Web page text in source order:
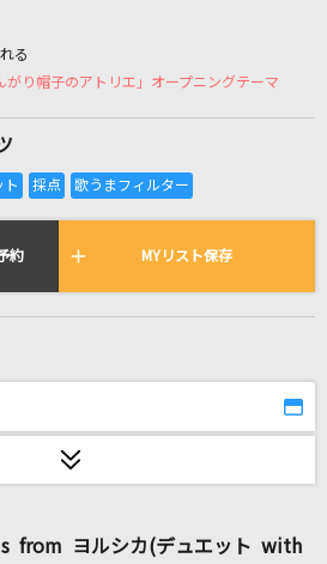
オケリクエスト
で歌われている曲の一覧
る
がり帽子のアトリエ」オープニングテーマ
約 MYリスト保存
from ヨルシカ(デュエット with